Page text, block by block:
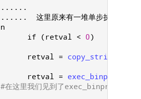
. . . . . .
. . . . . .
这里原来有一堆单步执行的代
n
if ( retval < 0)
retval = copy_strings
retval = exec_binprm
#在这里我们见到了exec_binprm()那